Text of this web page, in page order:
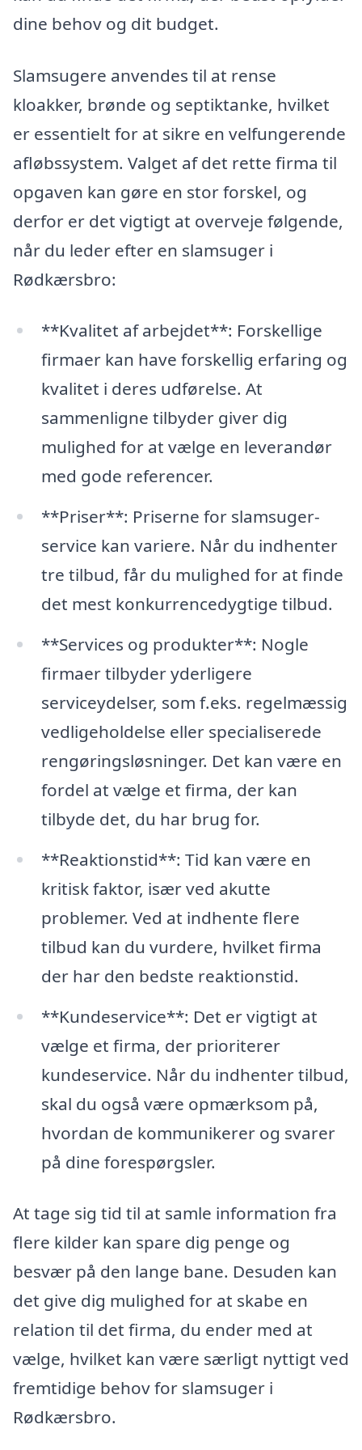
dine behov og dit budget.
Slamsugere anvendes til at rense
kloakker, brønde og septiktanke, hvilket
er essentielt for at sikre en velfungerende
afløbssystem. Valget af det rette firma til
opgaven kan gøre en stor forskel, og
derfor er det vigtigt at overveje følgende,
når du leder efter en slamsuger i
Rødkærsbro:
**Kvalitet af arbejdet**: Forskellige
firmaer kan have forskellig erfaring og
kvalitet i deres udførelse. At
sammenligne tilbyder giver dig
mulighed for at vælge en leverandør
med gode referencer.
**Priser**: Priserne for slamsuger-
service kan variere. Når du indhenter
tre tilbud, får du mulighed for at finde
det mest konkurrencedygtige tilbud.
**Services og produkter**: Nogle
firmaer tilbyder yderligere
serviceydelser, som f.eks. regelmæssig
vedligeholdelse eller specialiserede
rengøringsløsninger. Det kan være en
fordel at vælge et firma, der kan
tilbyde det, du har brug for.
**Reaktionstid**: Tid kan være en
kritisk faktor, især ved akutte
problemer. Ved at indhente flere
tilbud kan du vurdere, hvilket firma
der har den bedste reaktionstid.
**Kundeservice**: Det er vigtigt at
vælge et firma, der prioriterer
kundeservice. Når du indhenter tilbud,
skal du også være opmærksom på,
hvordan de kommunikerer og svarer
på dine forespørgsler.
At tage sig tid til at samle information fra
flere kilder kan spare dig penge og
besvær på den lange bane. Desuden kan
det give dig mulighed for at skabe en
relation til det firma, du ender med at
vælge, hvilket kan være særligt nyttigt ved
fremtidige behov for slamsuger i
Rødkærsbro.